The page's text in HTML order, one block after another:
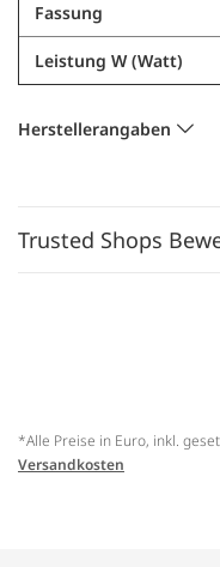
Fassung
Leistung W (Watt)
Herstellerangaben
Trusted Shops
*Alle Preise in Euro, inkl.
Versandkosten